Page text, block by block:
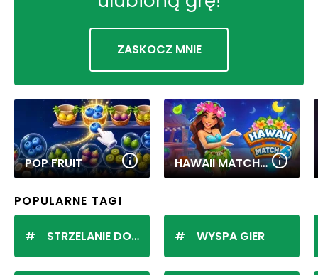
ZASKOCZ MNIE
POP FRUIT HAWAII MATCH 6
POPULARNE TAGI
STRZELANIE DO KULEK WYSPA GIER